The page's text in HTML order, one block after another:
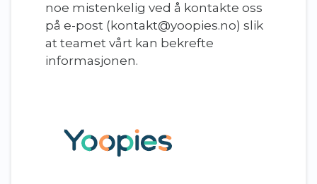
noe mistenkelig ved å kontakte oss
på e-post (kontakt@yoopies.no) slik
at teamet vårt kan bekrefte
informasjonen.